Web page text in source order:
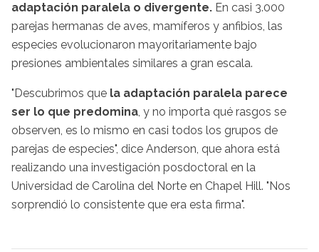
adaptación paralela o divergente. En casi 3.000
parejas hermanas de aves, mamíferos y anfibios, las
especies evolucionaron mayoritariamente bajo
presiones ambientales similares a gran escala.
"Descubrimos que la adaptación paralela parece
ser lo que predomina, y no importa qué rasgos se
observen, es lo mismo en casi todos los grupos de
parejas de especies", dice Anderson, que ahora está
realizando una investigación posdoctoral en la
Universidad de Carolina del Norte en Chapel Hill. "Nos
sorprendió lo consistente que era esta firma".